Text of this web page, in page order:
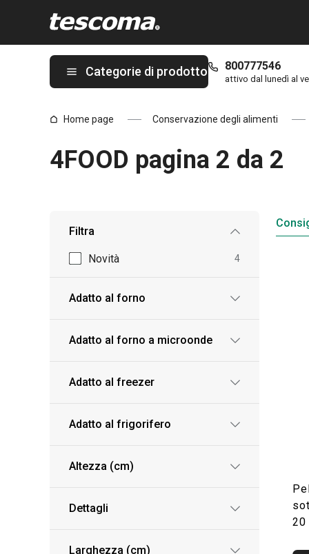
Categorie di prodotto 800777546
attivo dal lunedì al
Home page Conservazione degli alimenti
4FOOD pagina 2 da 2
Filtra
Novità 4
Adatto al forno
Adatto al forno a microonde
Adatto al freezer
Adatto al frigorifero
Altezza (cm)
Dettagli
Larghezza (cm)
20